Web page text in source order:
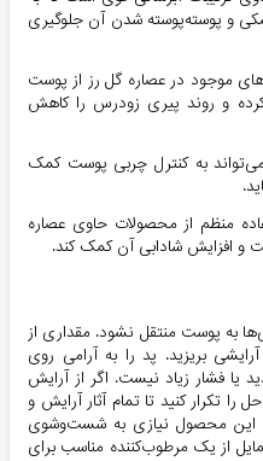
و پوسته‌پوسته شدن آن جلوگیری
موجود در عصاره گل رز از پوست
و روند پیری زودرس را کاهش
به کنترل چربی پوست کمک
منظم از محصولات حاوی عصاره
و افزایش شادابی آن کمک کند.
به پوست منتقل نشود. مقداری از
بریزید. پد را به آرامی روی
یا فشار زیاد نیست. اگر از آرایش
را تکرار کنید تا تمام آثار آرایش و
این محصول نیازی به شست‌وشوی
از یک مرطوب‌کننده مناسب برای